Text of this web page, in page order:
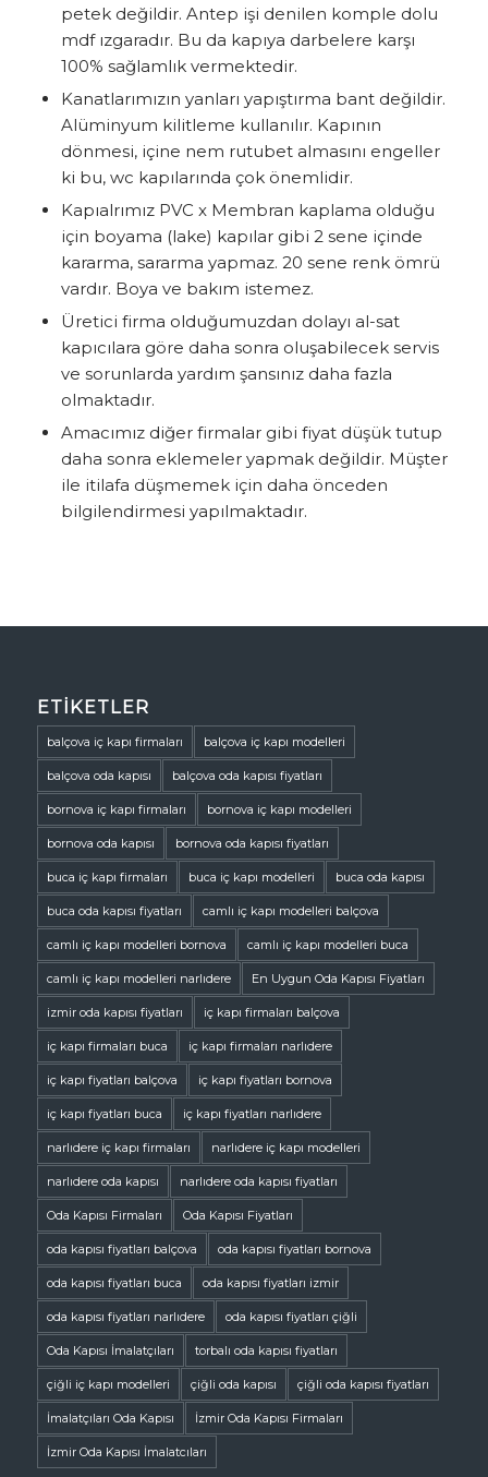
petek değildir. Antep işi denilen komple dolu
mdf ızgaradır. Bu da kapıya darbelere karşı
100% sağlamlık vermektedir.
Kanatlarımızın yanları yapıştırma bant değildir.
Alüminyum kilitleme kullanılır. Kapının
dönmesi, içine nem rutubet almasını engeller
ki bu, wc kapılarında çok önemlidir.
Kapıalrımız PVC x Membran kaplama olduğu
için boyama (lake) kapılar gibi 2 sene içinde
kararma, sararma yapmaz. 20 sene renk ömrü
vardır. Boya ve bakım istemez.
Üretici firma olduğumuzdan dolayı al-sat
kapıcılara göre daha sonra oluşabilecek servis
ve sorunlarda yardım şansınız daha fazla
olmaktadır.
Amacımız diğer firmalar gibi fiyat düşük tutup
daha sonra eklemeler yapmak değildir. Müşter
ile itilafa düşmemek için daha önceden
bilgilendirmesi yapılmaktadır.
ETIKETLER
balçova iç kapı firmaları balçova iç kapı modelleri
balçova oda kapısı balçova oda kapısı fiyatları
bornova iç kapı firmaları bornova iç kapı modelleri
bornova oda kapısı bornova oda kapısı fiyatları
buca iç kapı firmaları buca iç kapı modelleri buca oda kapısı
buca oda kapısı fiyatları camlı iç kapı modelleri balçova
camlı iç kapı modelleri bornova camlı iç kapı modelleri buca
camlı iç kapı modelleri narlıdere En Uygun Oda Kapısı Fiyatları
izmir oda kapısı fiyatları iç kapı firmaları balçova
iç kapı firmaları buca iç kapı firmaları narlıdere
iç kapı fiyatları balçova iç kapı fiyatları bornova
iç kapı fiyatları buca iç kapı fiyatları narlıdere
narlıdere iç kapı firmaları narlıdere iç kapı modelleri
narlıdere oda kapısı narlıdere oda kapısı fiyatları
Oda Kapısı Firmaları Oda Kapısı Fiyatları
oda kapısı fiyatları balçova oda kapısı fiyatları bornova
oda kapısı fiyatları buca oda kapısı fiyatları izmir
oda kapısı fiyatları narlıdere oda kapısı fiyatları çiğli
Oda Kapısı İmalatçıları torbalı oda kapısı fiyatları
çiğli iç kapı modelleri çiğli oda kapısı çiğli oda kapısı fiyatları
İmalatçıları Oda Kapısı İzmir Oda Kapısı Firmaları
İzmir Oda Kapısı İmalatcıları